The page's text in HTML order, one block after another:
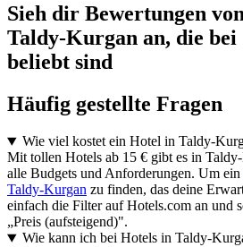
Sieh dir Bewertungen
Taldy-Kurgan an, die bei
beliebt sind
Häufig gestellte Fragen
Wie viel kostet ein Hotel in Taldy-
Mit tollen Hotels ab 15 € gibt es in
alle Budgets und Anforderungen. Um ein
Taldy-Kurgan zu finden, das deine
einfach die Filter auf Hotels.com an und
„Preis (aufsteigend)".
Wie kann ich bei Hotels in Taldy-